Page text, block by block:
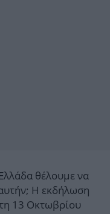
θέλουμε να
H εκδήλωση
13 Οκτωβρίου